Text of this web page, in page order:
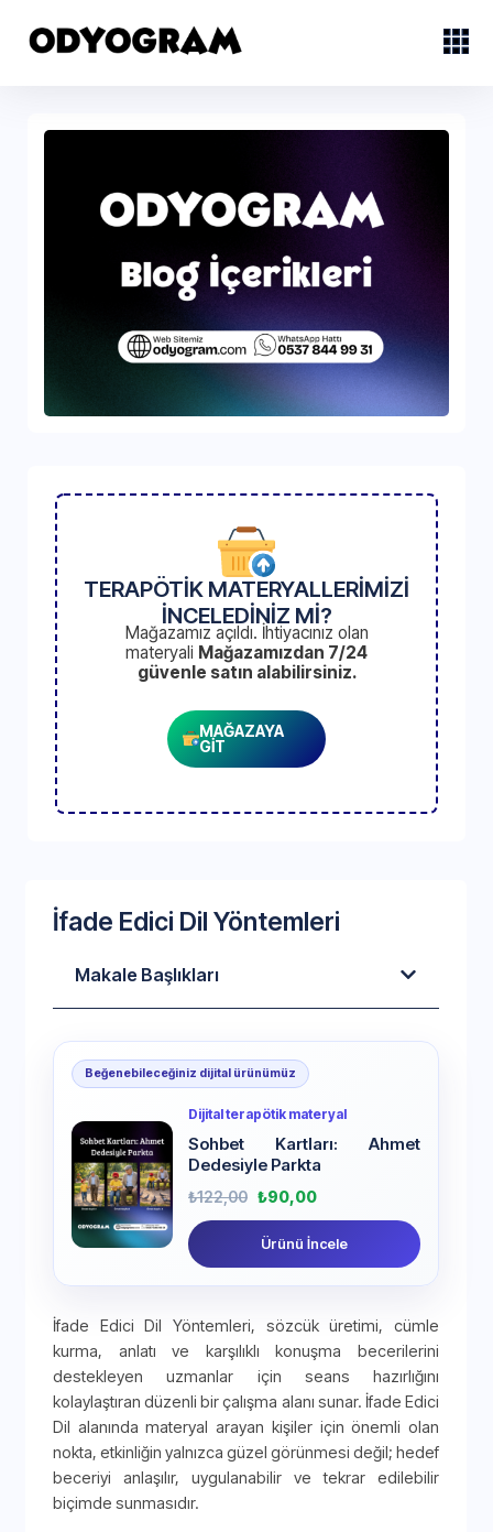
TERAPÖTİK MATERYALLERİMİZİ
İNCELEDİNİZ Mİ?
Mağazamız açıldı. İhtiyacınız olan
materyali Mağazamızdan 7/24
güvenle satın alabilirsiniz.
MAĞAZAYA
GİT
İfade Edici Dil Yöntemleri
Makale Başlıkları
Beğenebileceğiniz dijital ürünümüz
Dijital terapötik materyal
Sohbet Kartları: Ahmet
Dedesiyle Parkta
₺122,00 ₺90,00
Ürünü İncele
İfade Edici Dil Yöntemleri, sözcük üretimi, cümle
kurma, anlatı ve karşılıklı konuşma becerilerini
destekleyen uzmanlar için seans hazırlığını
kolaylaştıran düzenli bir çalışma alanı sunar. İfade Edici
Dil alanında materyal arayan kişiler için önemli olan
nokta, etkinliğin yalnızca güzel görünmesi değil; hedef
beceriyi anlaşılır, uygulanabilir ve tekrar edilebilir
biçimde sunmasıdır.